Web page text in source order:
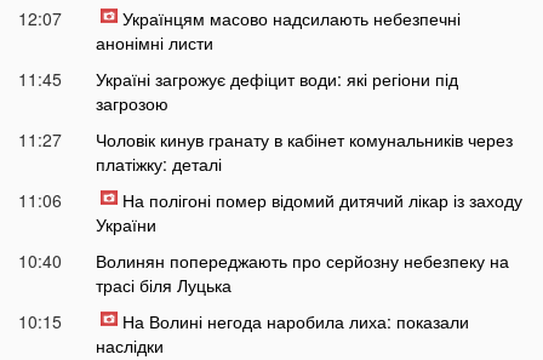
12:07
Українцям масово надсилають небезпечні
анонімні листи
11:45
Україні загрожує дефіцит води: які регіони під
загрозою
11:27
Чоловік кинув гранату в кабінет комунальників через
платіжку: деталі
11:06
На полігоні помер відомий дитячий лікар із заходу
України
10:40
Волинян попереджають про серйозну небезпеку на
трасі біля Луцька
10:15
На Волині негода наробила лиха: показали
наслідки